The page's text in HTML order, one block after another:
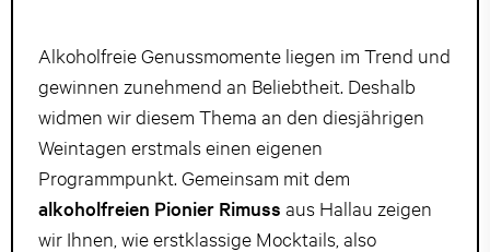
Alkoholfreie Genussmomente liegen im Trend und
gewinnen zunehmend an Beliebtheit. Deshalb
widmen wir diesem Thema an den diesjährigen
Weintagen erstmals einen eigenen
Programmpunkt. Gemeinsam mit dem
alkoholfreien Pionier Rimuss aus Hallau zeigen
wir Ihnen, wie erstklassige Mocktails, also